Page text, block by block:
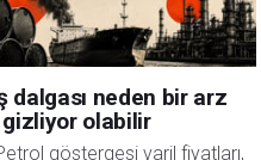
dalgası neden bir arz
gizliyor olabilir
göstergesi varil fiyatları,